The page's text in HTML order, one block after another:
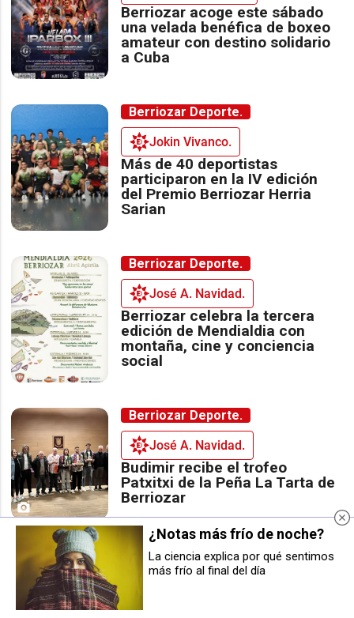
Berriozar acoge este sábado
una velada benéfica de boxeo
amateur con destino solidario
a Cuba
Berriozar Deporte.
Jokin Vivanco.
Más de 40 deportistas
participaron en la IV edición
del Premio Berriozar Herria
Sarian
Berriozar Deporte.
José A. Navidad.
Berriozar celebra la tercera
edición de Mendialdia con
montaña, cine y conciencia
social
Berriozar Deporte.
José A. Navidad.
Budimir recibe el trofeo
Patxitxi de la Peña La Tarta de
Berriozar
Berriozar Deporte.
¿Notas más frío de noche?
La ciencia explica por qué sentimos
más frío al final del día